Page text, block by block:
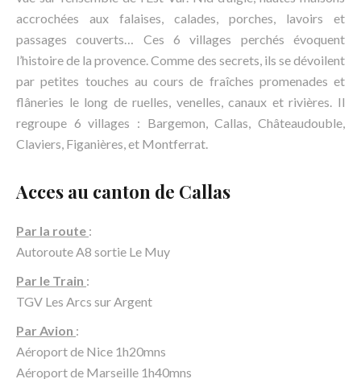
accrochées aux falaises, calades, porches, lavoirs et
passages couverts… Ces 6 villages perchés évoquent
l’histoire de la provence. Comme des secrets, ils se dévoilent
par petites touches au cours de fraîches promenades et
flâneries le long de ruelles, venelles, canaux et rivières. Il
regroupe 6 villages : Bargemon, Callas, Châteaudouble,
Claviers, Figanières, et Montferrat.
Acces au canton de Callas
Par la route :
Autoroute A8 sortie Le Muy
Par le Train :
TGV Les Arcs sur Argent
Par Avion :
Aéroport de Nice 1h20mns
Aéroport de Marseille 1h40mns